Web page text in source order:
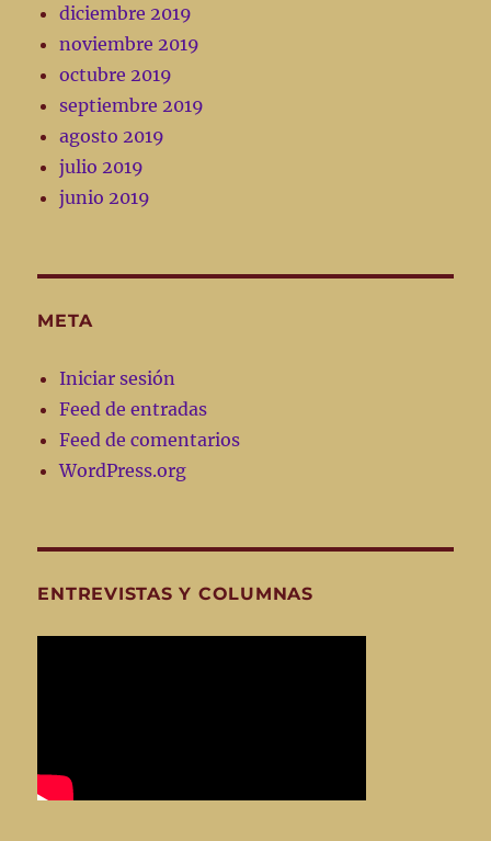
diciembre 2019
noviembre 2019
octubre 2019
septiembre 2019
agosto 2019
julio 2019
junio 2019
META
Iniciar sesión
Feed de entradas
Feed de comentarios
WordPress.org
ENTREVISTAS Y COLUMNAS